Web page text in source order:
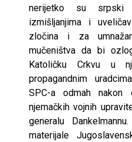
nerijetko su srpski
izmišljanjima i
zločina i za
mučeništva da bi
Katoličku Crkvu u
propagandnim
SPC-a odmah nakon
njemačkih vojnih
generalu
materijale